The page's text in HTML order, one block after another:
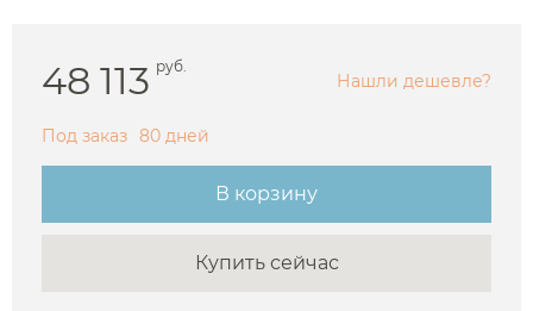
48 113 руб.
Нашли дешевле?
Под заказ 80 дней
В корзину
Купить сейчас